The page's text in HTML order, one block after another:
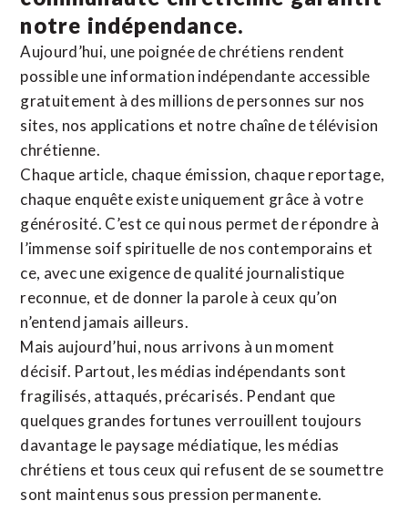
notre indépendance.
Aujourd’hui, une poignée de chrétiens rendent
possible une information indépendante accessible
gratuitement à des millions de personnes sur nos
sites, nos applications et notre chaîne de télévision
chrétienne.
Chaque article, chaque émission, chaque reportage,
chaque enquête existe uniquement grâce à votre
générosité. C’est ce qui nous permet de répondre à
l’immense soif spirituelle de nos contemporains et
ce, avec une exigence de qualité journalistique
reconnue, et de donner la parole à ceux qu’on
n’entend jamais ailleurs.
Mais aujourd’hui, nous arrivons à un moment
décisif. Partout, les médias indépendants sont
fragilisés, attaqués, précarisés. Pendant que
quelques grandes fortunes verrouillent toujours
davantage le paysage médiatique, les médias
chrétiens et tous ceux qui refusent de se soumettre
sont maintenus sous pression permanente.